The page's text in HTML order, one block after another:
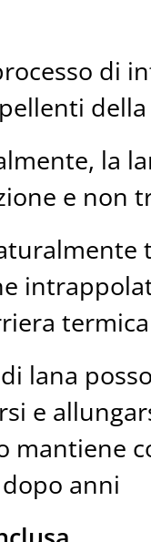
di
la
e non
termica
lana
e
mantiene
anni